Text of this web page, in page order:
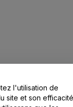
l'utilisation de
site et son efficacité